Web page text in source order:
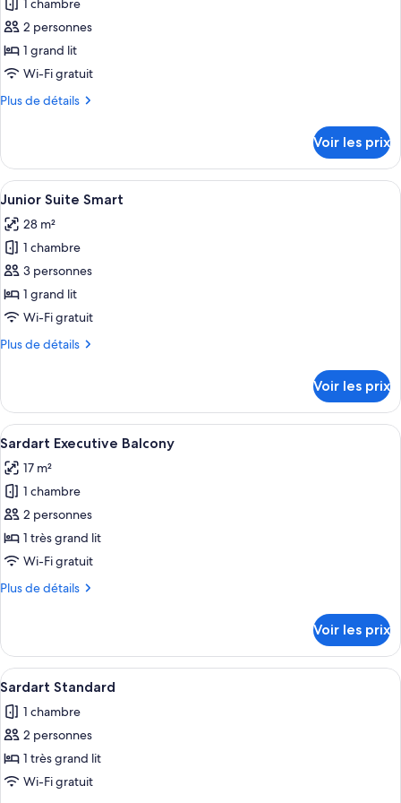
Suite
photos
pour
ce
type
chambre :
1 chambre
2 personnes
1 grand lit
Wi-Fi gratuit
Plus de détails
Plus
le
type
de
Double
Smart
Voir les prix
Afficher
toutes
les
photos
pour
ce
type
chambre :
Smart
Un lit à baldaquin avec une tête de
25
Junior Suite Smart
28 m²
1 chambre
3 personnes
1 grand lit
Wi-Fi gratuit
Plus de détails
Plus
le
type
de
Junior
Suite
Smart
Voir les prix
Afficher
toutes
les
photos
pour
ce
type
chambre :
Balcony
Une chambre à coucher
16
Sardart Executive Balcony
17 m²
1 chambre
2 personnes
1 très grand lit
Wi-Fi gratuit
Plus de détails
Plus
le
type
de
Sardart
Executive
Voir les prix
Afficher
toutes
les
photos
pour
ce
Un lit bien fait, avec une tête de lit
4
Sardart Standard
1 chambre
2 personnes
1 très grand lit
Wi-Fi gratuit